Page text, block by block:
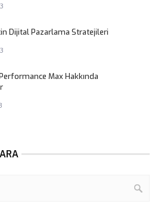
Dijital Pazarlama Stratejileri
Max Hakkında